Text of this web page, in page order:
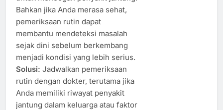
Bahkan jika Anda merasa sehat,
pemeriksaan rutin dapat
membantu mendeteksi masalah
sejak dini sebelum berkembang
menjadi kondisi yang lebih serius.
Solusi: Jadwalkan pemeriksaan
rutin dengan dokter, terutama jika
Anda memiliki riwayat penyakit
jantung dalam keluarga atau faktor